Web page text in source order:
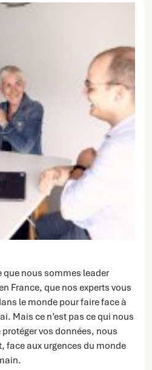
nous sommes leader
France, que nos experts vous
le monde pour faire face à
Mais ce n’est pas ce qui nous
vos données, nous
face aux urgences du monde